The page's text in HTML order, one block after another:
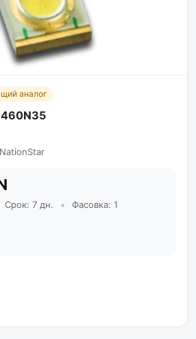
аналог
NationStar
Срок: 7 дн. •
Фасовка: 1